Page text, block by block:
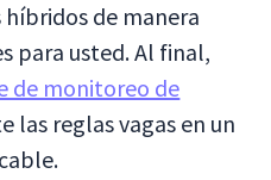
de manera
para usted. Al final,
de monitoreo de
las reglas vagas en un